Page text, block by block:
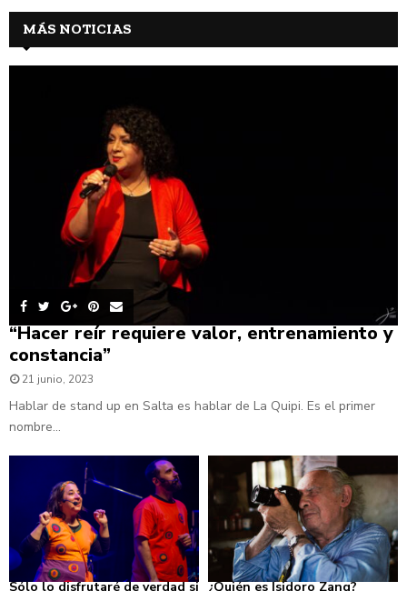
MÁS NOTICIAS
“Hacer reír requiere valor, entrenamiento y
constancia”
21 junio, 2023
Hablar de stand up en Salta es hablar de La Quipi. Es el primer
nombre...
Sólo lo disfrutaré de verdad si ¿Quién es Isidoro Zang?